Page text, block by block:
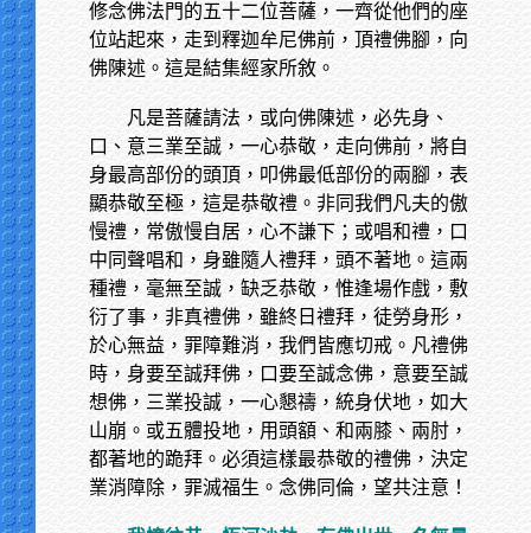
修念佛法門的五十二位菩薩，一齊從他們的座
位站起來，走到釋迦牟尼佛前，頂禮佛腳，向
佛陳述。這是結集經家所敘。
凡是菩薩請法，或向佛陳述，必先身、
口、意三業至誠，一心恭敬，走向佛前，將自
身最高部份的頭頂，叩佛最低部份的兩腳，表
顯恭敬至極，這是恭敬禮。非同我們凡夫的傲
慢禮，常傲慢自居，心不謙下；或唱和禮，口
中同聲唱和，身雖隨人禮拜，頭不著地。這兩
種禮，毫無至誠，缺乏恭敬，惟逢場作戲，敷
衍了事，非真禮佛，雖終日禮拜，徒勞身形，
於心無益，罪障難消，我們皆應切戒。凡禮佛
時，身要至誠拜佛，口要至誠念佛，意要至誠
想佛，三業投誠，一心懇禱，統身伏地，如大
山崩。或五體投地，用頭額、和兩膝、兩肘，
都著地的跪拜。必須這樣最恭敬的禮佛，決定
業消障除，罪滅福生。念佛同倫，望共注意！